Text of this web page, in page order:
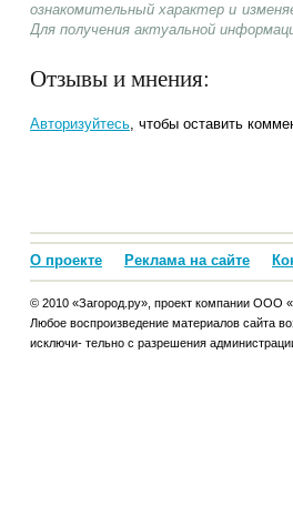
ознакомительный характер и
Для получения актуальной
Отзывы и мнения:
Авторизуйтесь, чтобы оставить
О проекте Реклама на сайте
© 2010 «Загород.ру», проект компании ООО
Любое воспроизведение материалов сайта
исключи- тельно с разрешения